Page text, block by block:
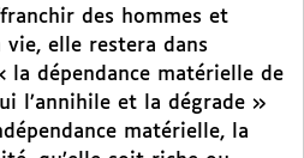
des hommes et
elle restera dans
la dépendance matérielle de
l’annihile et la dégrade »
matérielle, la